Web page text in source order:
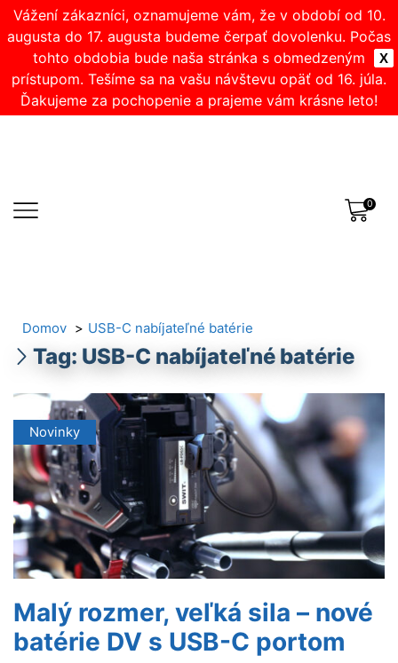
X
Vážení zákazníci, oznamujeme vám, že v období od 10.
augusta do 17. augusta budeme čerpať dovolenku. Počas
tohto obdobia bude naša stránka s obmedzeným
prístupom. Tešíme sa na vašu návštevu opäť od 16. júla.
Ďakujeme za pochopenie a prajeme vám krásne leto!
0
Domov USB-C nabíjateľné batérie
Tag: USB-C nabíjateľné batérie
Novinky
Malý rozmer, veľká sila – nové
batérie DV s USB-C portom